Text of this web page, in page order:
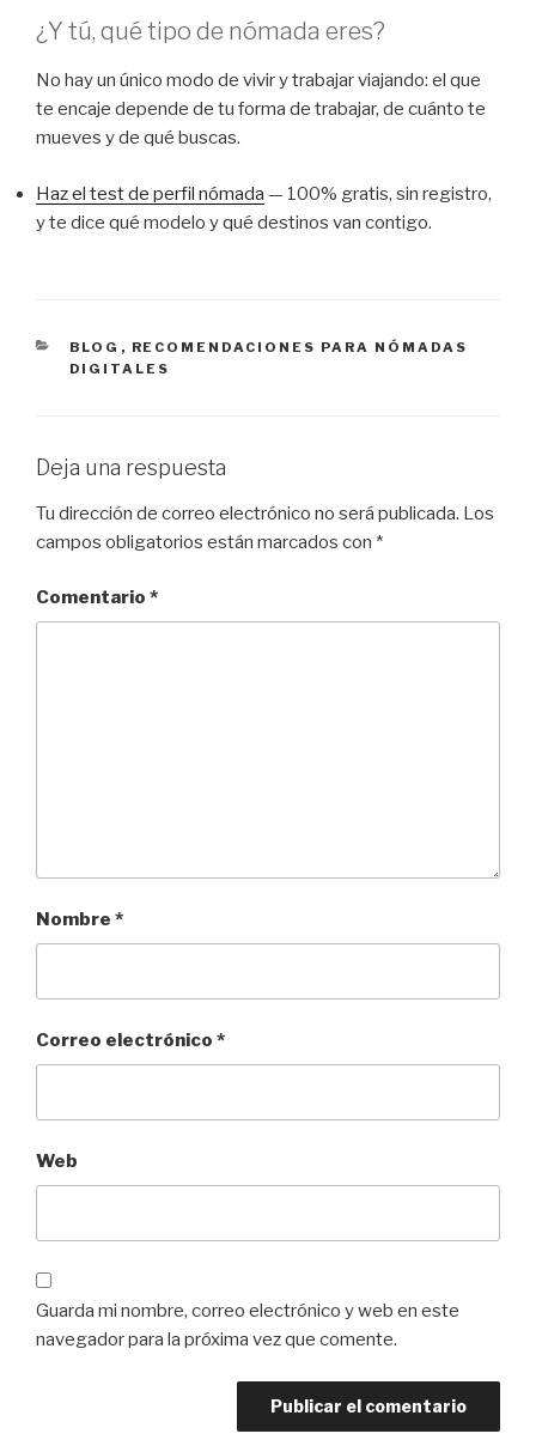
¿Y tú, qué tipo de nómada eres?
No hay un único modo de vivir y trabajar viajando: el que
te encaje depende de tu forma de trabajar, de cuánto te
mueves y de qué buscas.
Haz el test de perfil nómada — 100% gratis, sin registro,
y te dice qué modelo y qué destinos van contigo.
CATEGORÍAS
BLOG , RECOMENDACIONES PARA NÓMADAS
DIGITALES
Deja una respuesta
Tu dirección de correo electrónico no será publicada. Los
campos obligatorios están marcados con *
Comentario *
Nombre *
Correo electrónico *
Web
Guarda mi nombre, correo electrónico y web en este
navegador para la próxima vez que comente.